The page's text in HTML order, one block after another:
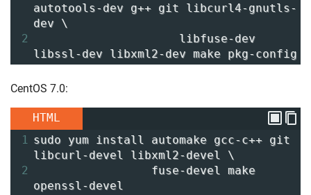
autotools-dev g++ git libcurl4-gnutls-
dev \
2
libfuse-dev
libssl-dev libxml2-dev make pkg-config
CentOS 7.0:
HTML
1 sudo yum install automake gcc-c++ git
libcurl-devel libxml2-devel \
2
fuse-devel make
openssl-devel